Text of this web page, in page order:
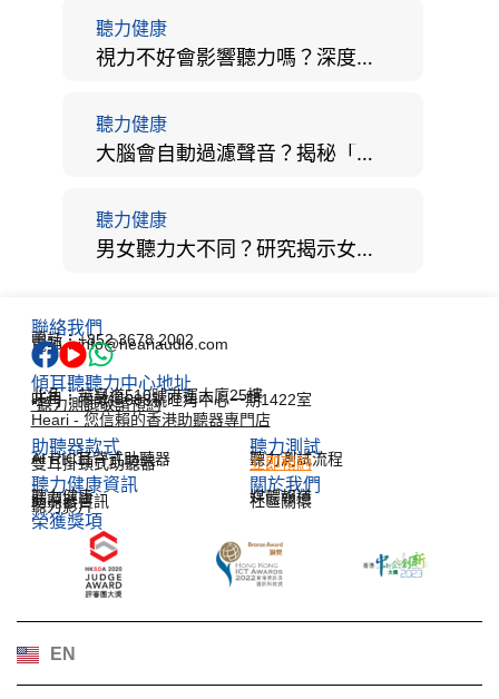
聽力健康
視力不好會影響聽力嗎？深度拆解大腦「眼耳並用」的科學秘密
聽力健康
大腦會自動過濾聲音？揭秘「聽覺注意」機制與聽力健康的深層關係
聽力健康
男女聽力大不同？研究揭示女性聽覺更靈敏！為何男性更易聽力損失？
聯絡我們
電話：+852 3678 2002
電郵：info@heariaudio.com
傾耳聽聽力中心地址
北角：英皇道510號港運大廈25樓
旺角：彌敦道688號旺角中心一期1422室
*聽力測試敬請預約
Heari - 您信賴的香港助聽器專門店
助聽器款式
AI RIC耳背式助聽器
雙耳掛頸式助聽器 聽力測試流程
立即預約
聽力健康資訊​
聽力健康
助聽器資訊
聽力影片
關於我們
媒體報道
社區關懷
한국어
Español